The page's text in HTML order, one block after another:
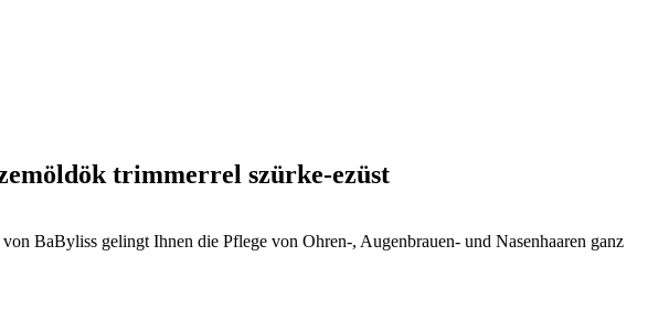
trimmerrel szürke-ezüst
BaByliss gelingt Ihnen die Pflege von Ohren-, Augenbrauen- und Nasenhaaren ganz